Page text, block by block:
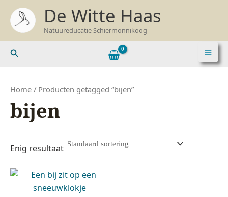
naar
De Witte Haas
Natuureducatie Schiermonnikoog
Zoeken
Home / Producten getagged “bijen”
bijen
Enig resultaat